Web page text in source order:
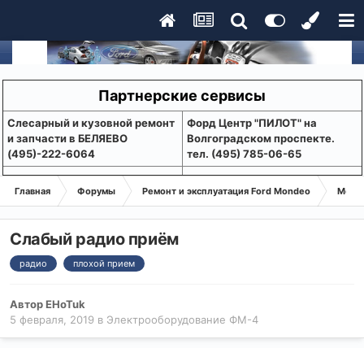
Партнерские сервисы
Слесарный и кузовной ремонт
и запчасти в БЕЛЯЕВО
(495)-222-6064
Форд Центр "ПИЛОТ" на
Волгоградском проспекте.
тел. (495) 785-06-65
Главная Форумы Ремонт и эксплуатация Ford Mondeo
Слабый радио приём
радио плохой прием
АвторEHoTuk
5 февраля, 2019 в Электрооборудование ФМ-4